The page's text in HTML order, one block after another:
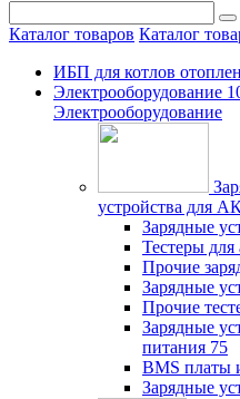
Каталог товаров Каталог
ИБП для котлов
Электрооборудование
Электрооборудование
устройства для
Зарядные
Тестеры для
Прочие
Зарядные
Прочие
Зарядные
питания 75
BMS платы
Зарядные